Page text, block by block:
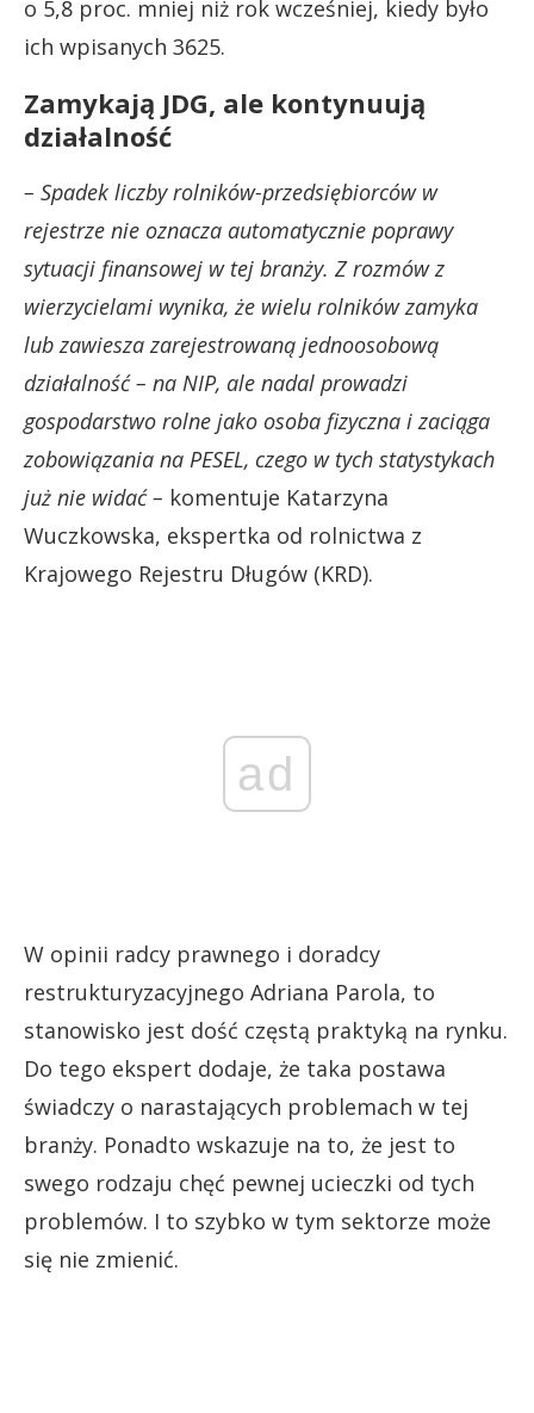
o 5,8 proc. mniej niż rok wcześniej, kiedy było
ich wpisanych 3625.
Zamykają JDG, ale kontynuują
działalność
– Spadek liczby rolników-przedsiębiorców w
rejestrze nie oznacza automatycznie poprawy
sytuacji finansowej w tej branży. Z rozmów z
wierzycielami wynika, że wielu rolników zamyka
lub zawiesza zarejestrowaną jednoosobową
działalność – na NIP, ale nadal prowadzi
gospodarstwo rolne jako osoba fizyczna i zaciąga
zobowiązania na PESEL, czego w tych statystykach
już nie widać – komentuje Katarzyna
Wuczkowska, ekspertka od rolnictwa z
Krajowego Rejestru Długów (KRD).
ad
W opinii radcy prawnego i doradcy
restrukturyzacyjnego Adriana Parola, to
stanowisko jest dość częstą praktyką na rynku.
Do tego ekspert dodaje, że taka postawa
świadczy o narastających problemach w tej
branży. Ponadto wskazuje na to, że jest to
swego rodzaju chęć pewnej ucieczki od tych
problemów. I to szybko w tym sektorze może
się nie zmienić.